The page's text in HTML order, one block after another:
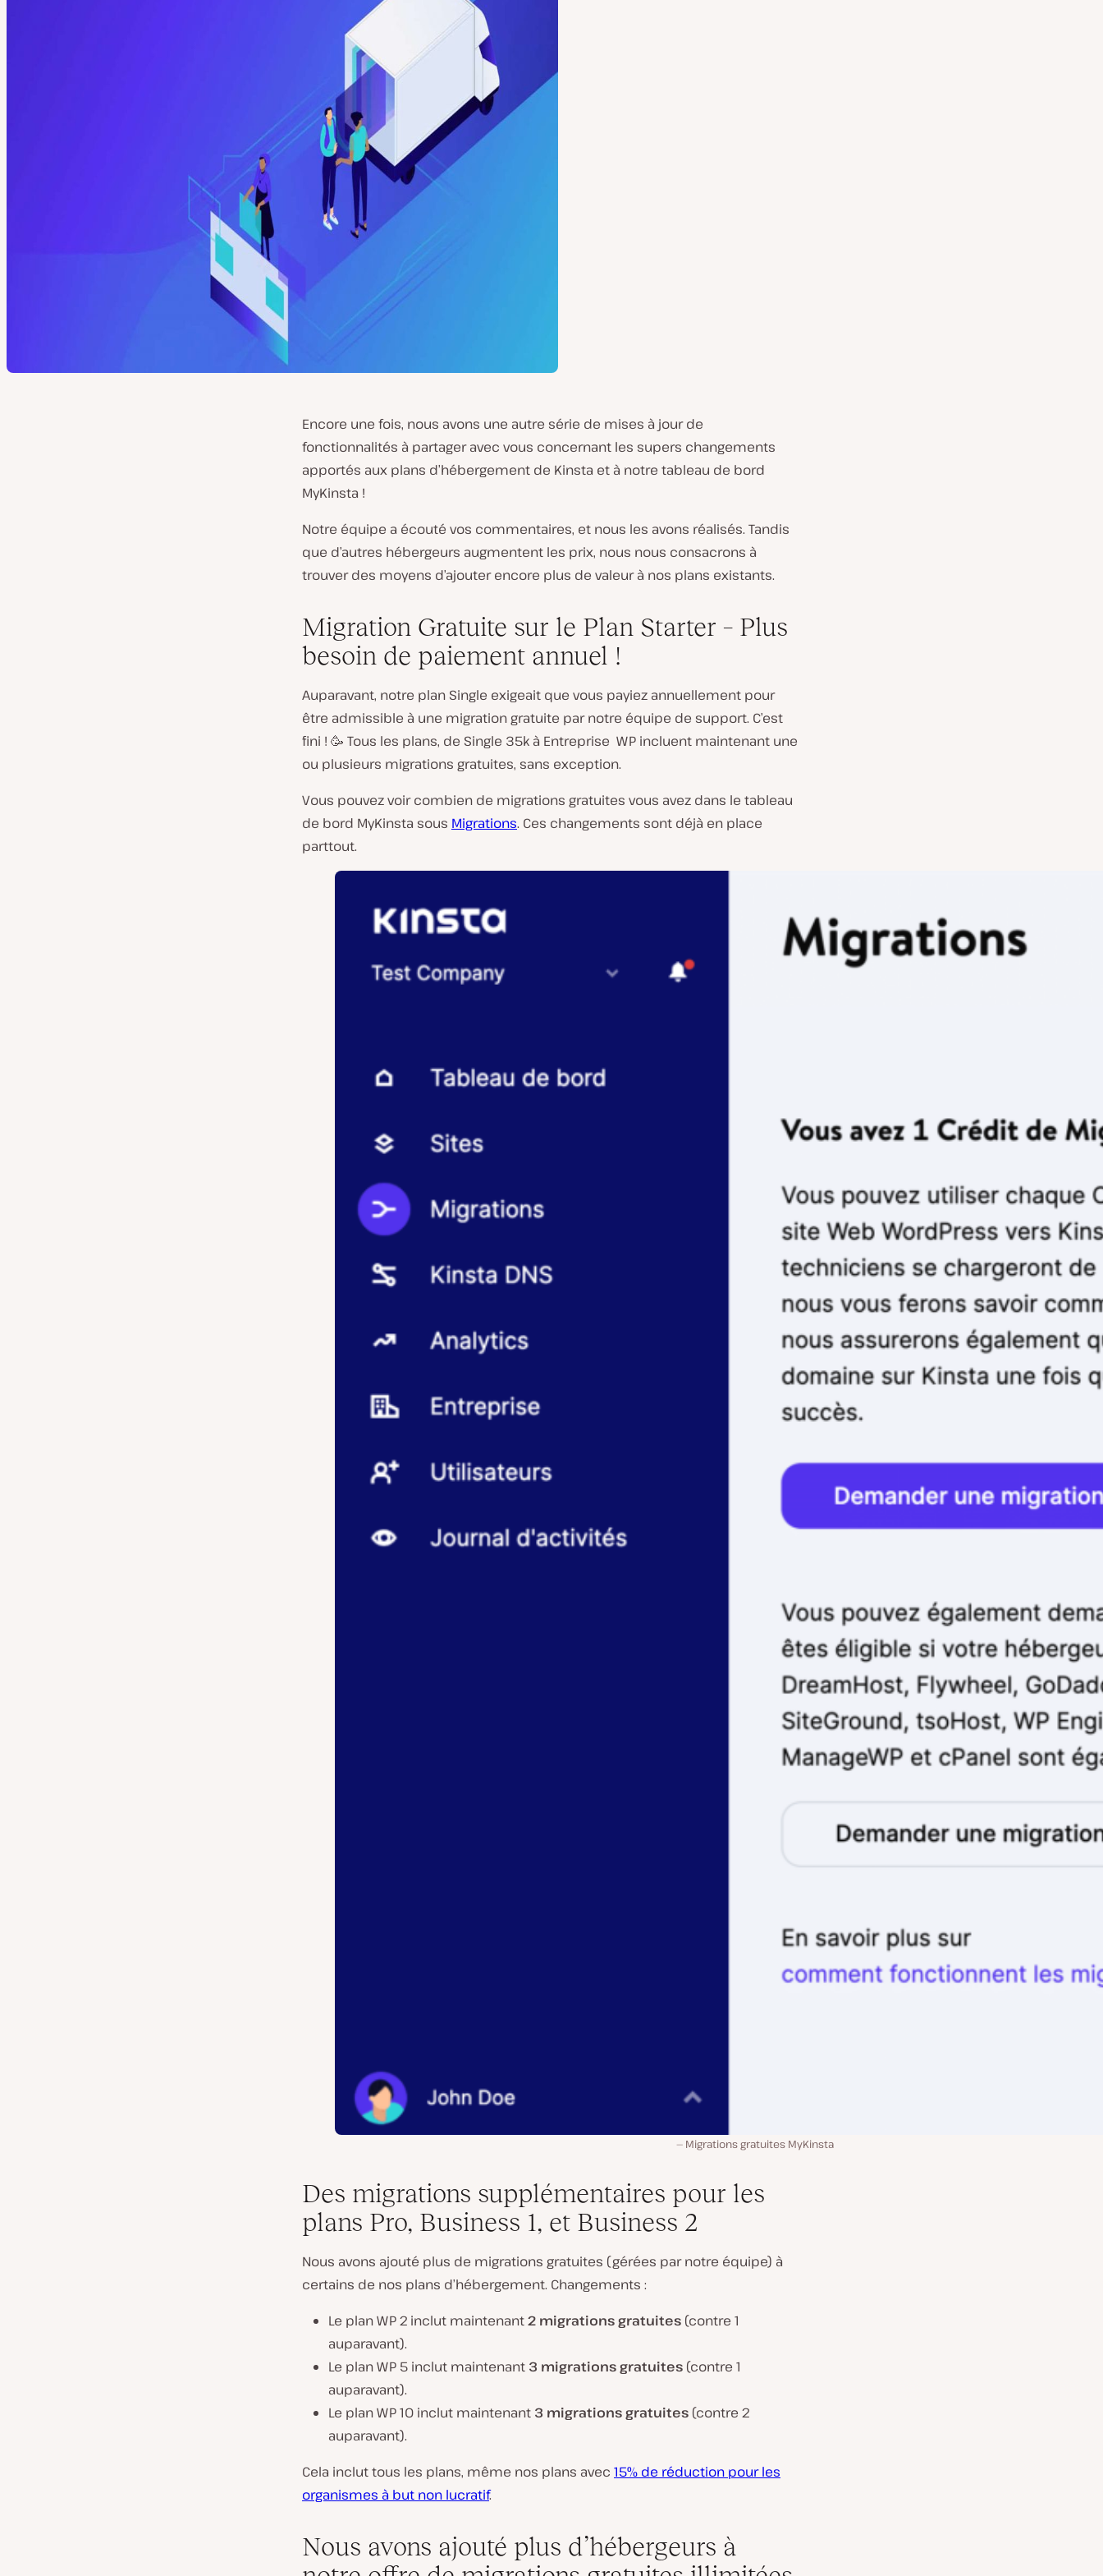
Encore une fois, nous avons une autre série de mises à jour de
fonctionnalités à partager avec vous concernant les supers changements
apportés aux plans d’hébergement de Kinsta et à notre tableau de bord
MyKinsta !
Notre équipe a écouté vos commentaires, et nous les avons réalisés. Tandis
que d’autres hébergeurs augmentent les prix, nous nous consacrons à
trouver des moyens d’ajouter encore plus de valeur à nos plans existants.
Migration Gratuite sur le Plan Starter – Plus
besoin de paiement annuel !
Auparavant, notre plan Single exigeait que vous payiez annuellement pour
être admissible à une migration gratuite par notre équipe de support. C’est
fini ! 🥳 Tous les plans, de Single 35k à Entreprise WP incluent maintenant une
ou plusieurs migrations gratuites, sans exception.
Vous pouvez voir combien de migrations gratuites vous avez dans le tableau
de bord MyKinsta sous Migrations. Ces changements sont déjà en place
parttout.
Migrations gratuites MyKinsta
Des migrations supplémentaires pour les
plans Pro, Business 1, et Business 2
Nous avons ajouté plus de migrations gratuites (gérées par notre équipe) à
certains de nos plans d’hébergement. Changements :
Le plan WP 2 inclut maintenant2 migrations gratuites (contre 1
auparavant).
Le plan WP 5 inclut maintenant 3 migrations gratuites (contre 1
auparavant).
Le plan WP 10 inclut maintenant 3 migrations gratuites (contre 2
auparavant).
Cela inclut tous les plans, même nos plans avec 15% de réduction pour les
organismes à but non lucratif.
Nous avons ajouté plus d’hébergeurs à